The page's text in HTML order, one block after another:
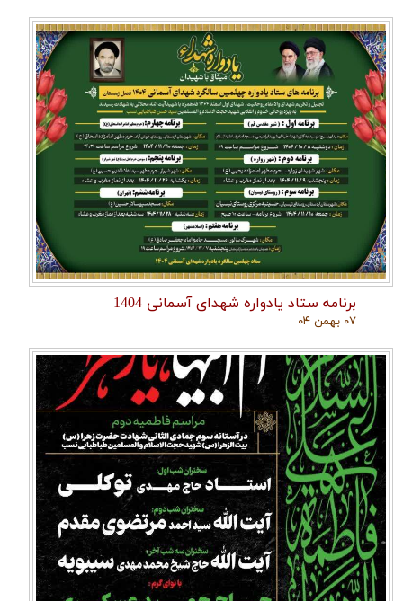
برنامه ستاد یادواره شهدای آسمانی 1404
۰۷ بهمن ۰۴